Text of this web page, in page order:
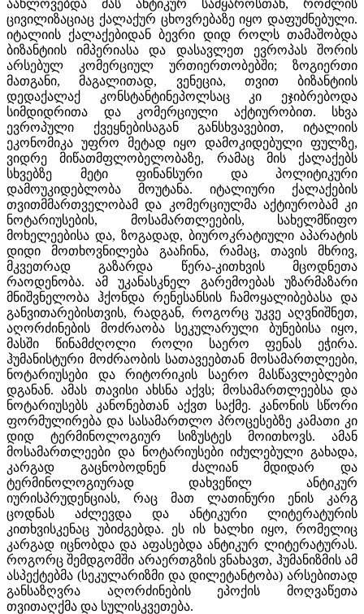
აახლოვებდა მას ანტიკურ სამყაროსთან, რომლის
ცივილიზაციაც ქალაქურ ცხოვრებაზე იყო დაფუძნებული.
იტალიის ქალაქებიდან ბევრი დიდ როლს თამაშობდა
ბიზანტიის იმპერიასა და დასავლეთ ევროპას შორის
არსებულ კომერციულ ურთიერთობებში; ზოგიერთი
მათგანი, მაგალითად, ვენეცია, თვით ბიზანტიის
დედაქალაქ კონსტანტინეპოლსაც კი ეჯიბრებოდა
სიმდიდრითა და კომერციული აქტიურობით. სხვა
ევროპული ქვეყნებისაგან განსხვავებით, იტალიის
ეკონომიკა უფრო მეტად იყო დამოკიდებული ფულზე,
ვიდრე მიწათმფლობელობაზე, რამაც მის ქალაქებს
სხვებზე მეტი ფინანსური და პოლიტიკური
დამოუკიდებლობა მოუტანა. იტალიური ქალაქების
თვითმმართველობამ და კომერციულმა აქტიურობამ კი
ნოტარიუსების, მოსამართლეების, სახელმწიფო
მოხელეებისა და, ზოგადად, ბიუროკრატიული აპარატის
დიდი მოთხოვნილება გააჩინა, რამაც, თავის მხრივ,
მკვეთრად გაზარდა წერა-კითხვის მცოდნეთა
რაოდენობა. ამ უკანასკნელ გარემოებას უზარმაზარი
მნიშვნელობა ჰქონდა რენესანსის ჩამოყალიბებასა და
განვითარებისთვის, რადგან, როგორც უკვე აღვნიშნეთ,
აღორძინების მოძრაობა სეკულარული ბუნებისა იყო,
მასში წინამძღოლი როლი საერო ფენას ეჭირა.
ჰუმანისტური მოძრაობის სათავეებთან მოსამართლეები,
ნოტარიუსები და რიტორიკის საერო მასწავლებლები
დგანან. ამას თავისი ახსნა აქვს; მოსამართლეებსა და
ნოტარიუსებს კანონებთან აქვთ საქმე. კანონის სწორი
ფორმულირება და სასამართლო პროცესებზე კამათი კი
დიდ ტერმინოლოგიურ სიზუსტეს მოითხოვს. ამან
მოსამართლეები და ნოტარიუსები იძულებული გახადა,
კარგად გაცნობოდნენ ძალიან მდიდარ და
ტერმინოლოგიურად დახვეწილ ანტიკურ
იურისპრუდენციას, რაც მათ ლათინური ენის კარგ
ცოდნას აძლევდა და ანტიკური ლიტერატურის
კითხვისკენაც უბიძგებდა. ეს ის ხალხი იყო, რომელიც
კარგად იცნობდა და აფასებდა ანტიკურ ლიტერატურას.
როგორც შემდგომში არაერთგზის ვნახავთ, ჰუმანიზმის ამ
ასპექტებმა (სეკულარიზმი და დილეტანტობა) არსებითად
განსაზღვრა აღორძინების ეპოქის მოღვაწეთა
თვითაღქმა და სულისკვეთება.